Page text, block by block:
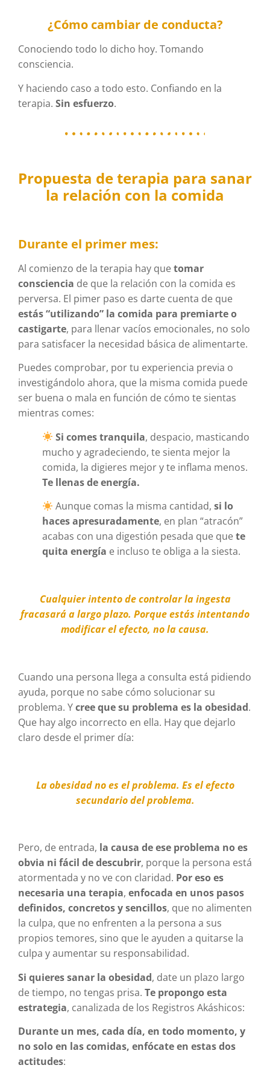
¿Cómo cambiar de conducta?
Conociendo todo lo dicho hoy. Tomando
consciencia.
Y haciendo caso a todo esto. Confiando en la
terapia. Sin esfuerzo.
Propuesta de terapia para sanar
la relación con la comida
Durante el primer mes:
Al comienzo de la terapia hay quetomar
consciencia de que la relación con la comida es
perversa. El pimer paso es darte cuenta de que
estás “utilizando” la comida para premiarte o
castigarte, para llenar vacíos emocionales, no solo
para satisfacer la necesidad básica de alimentarte.
Puedes comprobar, por tu experiencia previa o
investigándolo ahora, que la misma comida puede
ser buena o mala en función de cómo te sientas
mientras comes:
Si comes tranquila, despacio, masticando
mucho y agradeciendo, te sienta mejor la
comida, la digieres mejor y te inflama menos.
Te llenas de energía.
Aunque comas la misma cantidad,si lo
haces apresuradamente, en plan “atracón”
acabas con una digestión pesada que quete
quita energía e incluso te obliga a la siesta.
Cualquier intento de controlar la ingesta
fracasará a largo plazo. Porque estás intentando
modificar el efecto, no la causa.
Cuando una persona llega a consulta está pidiendo
ayuda, porque no sabe cómo solucionar su
problema. Ycree que su problema es la obesidad.
Que hay algo incorrecto en ella. Hay que dejarlo
claro desde el primer día:
La obesidad no es el problema. Es el efecto
secundario del problema.
Pero, de entrada, la causa de ese problema no es
obvia ni fácil de descubrir, porque la persona está
atormentada y no ve con claridad. Por eso es
necesaria una terapia, enfocada en unos pasos
definidos, concretos y sencillos, que no alimenten
la culpa, que no enfrenten a la persona a sus
propios temores, sino que le ayuden a quitarse la
culpa y aumentar su responsabilidad.
Si quieres sanar la obesidad, date un plazo largo
de tiempo, no tengas prisa. Te propongo esta
estrategia, canalizada de los Registros Akáshicos:
Durante un mes, cada día, en todo momento, y
no solo en las comidas, enfócate en estas dos
actitudes: